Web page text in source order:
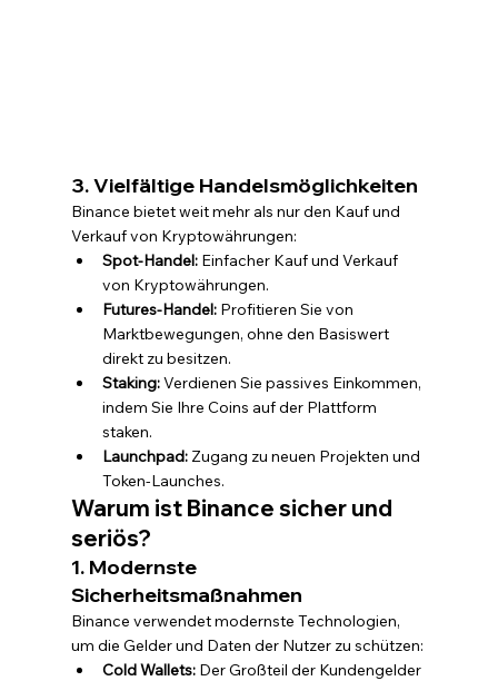
3. Vielfältige Handelsmöglichkeiten
Binance bietet weit mehr als nur den Kauf und
Verkauf von Kryptowährungen:
Spot-Handel: Einfacher Kauf und Verkauf
von Kryptowährungen.
Futures-Handel: Profitieren Sie von
Marktbewegungen, ohne den Basiswert
direkt zu besitzen.
Staking: Verdienen Sie passives Einkommen,
indem Sie Ihre Coins auf der Plattform
staken.
Launchpad: Zugang zu neuen Projekten und
Token-Launches.
Warum ist Binance sicher und
seriös?
1. Modernste
Sicherheitsmaßnahmen
Binance verwendet modernste Technologien,
um die Gelder und Daten der Nutzer zu schützen:
Cold Wallets: Der Großteil der Kundengelder